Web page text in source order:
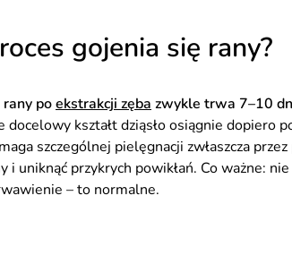
gojenia się rany?
poekstrakcji zęba zwykle trwa 7–10
docelowy kształt dziąsło osiągnie dopiero
szczególnej pielęgnacji zwłaszcza
i uniknąć przykrych powikłań. Co ważne:
– to normalne.